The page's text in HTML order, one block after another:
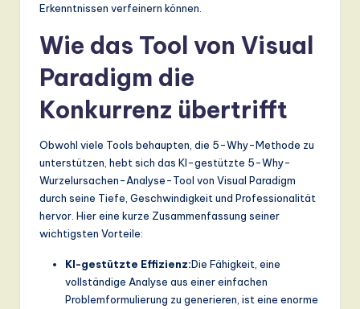
Erkenntnissen verfeinern können.
Wie das Tool von Visual
Paradigm die
Konkurrenz übertrifft
Obwohl viele Tools behaupten, die 5-Why-Methode zu
unterstützen, hebt sich das KI-gestützte 5-Why-
Wurzelursachen-Analyse-Tool von Visual Paradigm
durch seine Tiefe, Geschwindigkeit und Professionalität
hervor. Hier eine kurze Zusammenfassung seiner
wichtigsten Vorteile:
KI-gestützte Effizienz:Die Fähigkeit, eine
vollständige Analyse aus einer einfachen
Problemformulierung zu generieren, ist eine enorme